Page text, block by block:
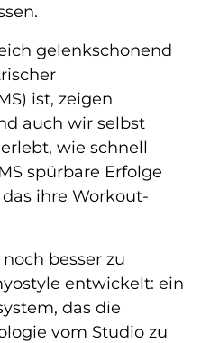
gelenkschonend
ist, zeigen
auch wir selbst
wie schnell
spürbare Erfolge
ihre Workout-
besser zu
entwickelt: ein
das die
vom Studio zu